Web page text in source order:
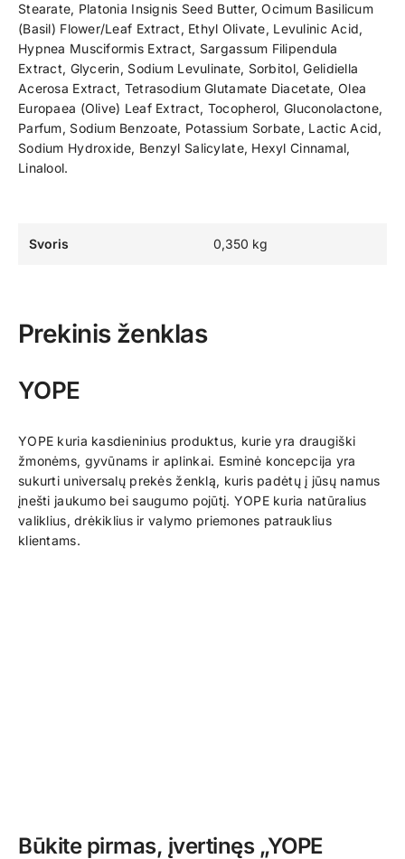
Stearate, Platonia Insignis Seed Butter, Ocimum Basilicum
(Basil) Flower/Leaf Extract, Ethyl Olivate, Levulinic Acid,
Hypnea Musciformis Extract, Sargassum Filipendula
Extract, Glycerin, Sodium Levulinate, Sorbitol, Gelidiella
Acerosa Extract, Tetrasodium Glutamate Diacetate, Olea
Europaea (Olive) Leaf Extract, Tocopherol, Gluconolactone,
Parfum, Sodium Benzoate, Potassium Sorbate, Lactic Acid,
Sodium Hydroxide, Benzyl Salicylate, Hexyl Cinnamal,
Linalool.
Svoris 0,350 kg
Prekinis ženklas
YOPE
YOPE kuria kasdieninius produktus, kurie yra draugiški
žmonėms, gyvūnams ir aplinkai. Esminė koncepcija yra
sukurti universalų prekės ženklą, kuris padėtų į jūsų namus
įnešti jaukumo bei saugumo pojūtį. YOPE kuria natūralius
valiklius, drėkiklius ir valymo priemones patrauklius
klientams.
Būkite pirmas, įvertinęs „YOPE